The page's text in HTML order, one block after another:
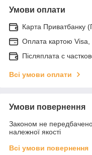
Умови оплати
Карта Приватбанку
Оплата картою
Післяплата с
Всі умови оплати
Умови повернення
Законом не
належної якості
Всі умови повернення